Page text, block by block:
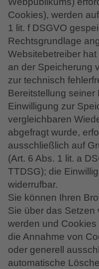
Cookies), werden
1 lit. f DSGVO
Rechtsgrundlage
Websitebetreiber
an der Speicherung
zur technisch
Bereitstellung seiner
Einwilligung zur
vergleichbaren
abgefragt wurde,
ausschließlich auf
(Art. 6 Abs. 1 lit. a
TTDSG); die
widerrufbar.
Sie können Ihren
Sie über das Setzen
werden und
die Annahme von
oder generell
automatische